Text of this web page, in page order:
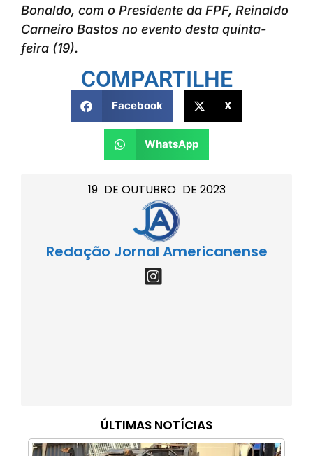
19 DE OUTUBRO DE 2023
Redação Jornal Americanense
ÚLTIMAS NOTÍCIAS
Bonaldo, com o Presidente da FPF, Reinaldo
Carneiro Bastos no evento desta quinta-
feira (19).
COMPARTILHE
Facebook X
WhatsApp